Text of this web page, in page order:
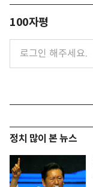
100자평
정치 많이 본 뉴스